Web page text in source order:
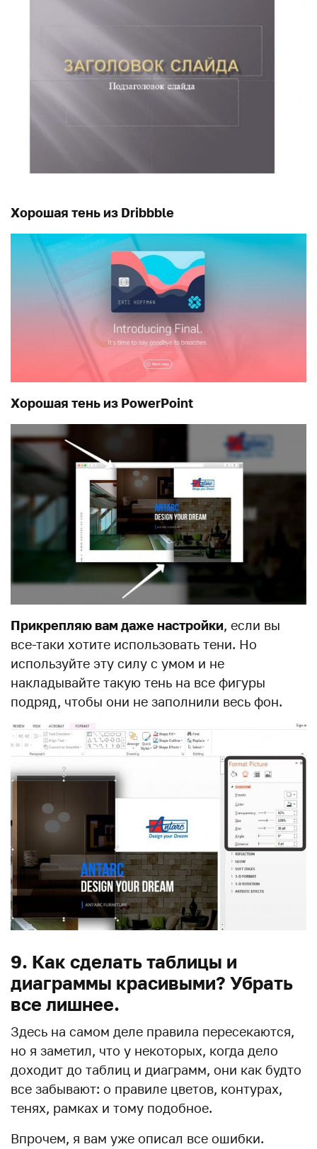
Хорошая тень из Dribbble
Хорошая тень из PowerPoint
Прикрепляю вам даже настройки, если вы
все-таки хотите использовать тени. Но
используйте эту силу с умом и не
накладывайте такую тень на все фигуры
подряд, чтобы они не заполнили весь фон.
9. Как сделать таблицы и
диаграммы красивыми? Убрать
все лишнее.
Здесь на самом деле правила пересекаются,
но я заметил, что у некоторых, когда дело
доходит до таблиц и диаграмм, они как будто
все забывают: о правиле цветов, контурах,
тенях, рамках и тому подобное.
Впрочем, я вам уже описал все ошибки.